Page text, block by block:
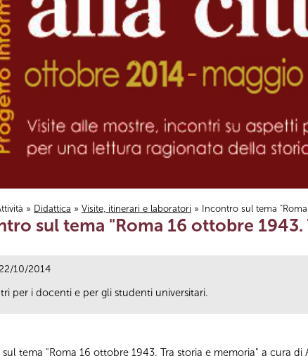
qui
» Didattica » Visite, itinerari e laboratori » Incontro sul tema
sul tema "Roma 16 ottobre
10/2014
per i docenti e per gli studenti universitari.
tema "Roma 16 ottobre 1943. Tra storia e memoria" a cura di